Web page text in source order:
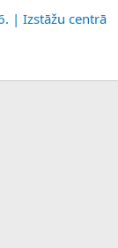
| Izstāžu centrā